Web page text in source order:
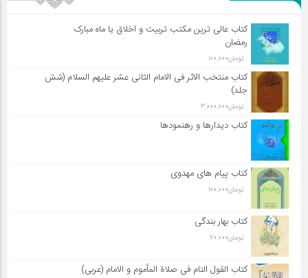
کتاب عالی ترین مکتب تربیت و اخلاق یا ماه مبارک
رمضان
تومان100,000
کتاب منتخب الاثر فی الامام الثانی عشر علیهم السلام (شش
جلد)
تومان3,000,000
کتاب دیدارها و رهنمودها
کتاب پیام های مهدوی
تومان100,000
کتاب بهار بندگی
تومان70,000
کتاب القول التام فی صلاة المأموم و الامام (عربی)